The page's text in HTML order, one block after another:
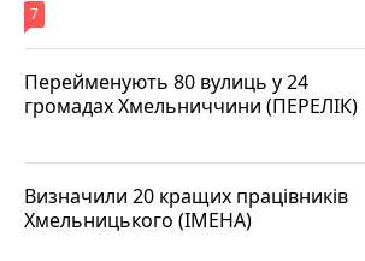
7
Перейменують 80 вулиць у 24
громадах Хмельниччини (ПЕРЕЛІК)
Визначили 20 кращих працівників
Хмельницького (ІМЕНА)